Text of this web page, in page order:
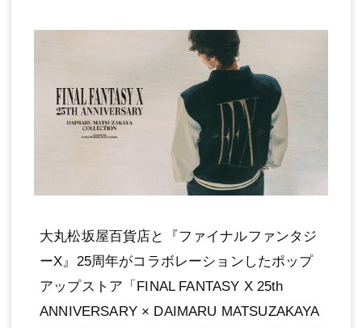
大丸松坂屋百貨店と『ファイナルファンタジ
ーX』25周年がコラボレーションしたポップ
アップストア「FINAL FANTASY X 25th
ANNIVERSARY × DAIMARU MATSUZAKAYA